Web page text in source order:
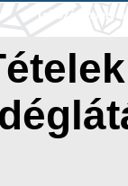
Tallózás nyelv